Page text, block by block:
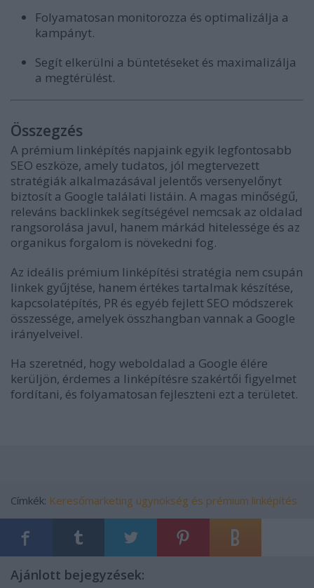
Folyamatosan monitorozza és optimalizálja a
kampányt.
Segít elkerülni a büntetéseket és maximalizálja
a megtérülést.
Összegzés
A prémium linképítés napjaink egyik legfontosabb
SEO eszköze, amely tudatos, jól megtervezett
stratégiák alkalmazásával jelentős versenyelőnyt
biztosít a Google találati listáin. A magas minőségű,
releváns backlinkek segítségével nemcsak az oldalad
rangsorolása javul, hanem márkád hitelessége és az
organikus forgalom is növekedni fog.
Az ideális prémium linképítési stratégia nem csupán
linkek gyűjtése, hanem értékes tartalmak készítése,
kapcsolatépítés, PR és egyéb fejlett SEO módszerek
összessége, amelyek összhangban vannak a Google
irányelveivel.
Ha szeretnéd, hogy weboldalad a Google élére
kerüljön, érdemes a linképítésre szakértői figyelmet
fordítani, és folyamatosan fejleszteni ezt a területet.
Címkék: Keresőmarketing ügynökség és prémium linképítés
Ajánlott bejegyzések: